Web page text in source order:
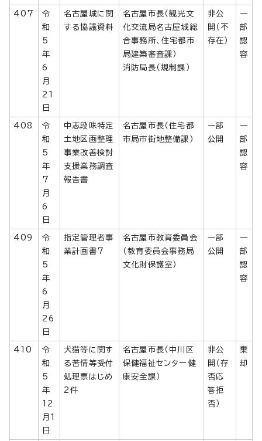
407
令
和
5
年
6
月
21
日
名古屋城に関
する協議資料
名古屋市長（観光文
化交流局名古屋城総
合事務所、住宅都市
局建築審査課）
消防局長（規制課）
非公
開（不
存在）
一
部
認
容
408
令
和
5
年
7
月
6
日
中志段味特定
土地区画整理
事業改善検討
支援業務調査
報告書
名古屋市長（住宅都
市局市街地整備課）
一部
公開
一
部
認
容
409
令
和
5
年
6
月
26
日
指定管理者事
業計画書7
名古屋市教育委員会
（教育委員会事務局
文化財保護室）
一部
公開
一
部
認
容
410
令
和
5
年
12
月1
日
犬猫等に関す
る苦情等受付
処理票はじめ
2件
名古屋市長（中川区
保健福祉センター健
康安全課）
非公
開（存
否応
答拒
否）
棄
却